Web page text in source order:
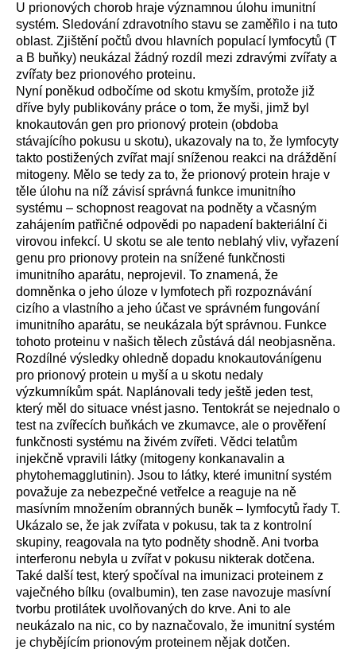
U prionových chorob hraje významnou úlohu imunitní
systém. Sledování zdravotního stavu se zaměřilo i na tuto
oblast. Zjištění počtů dvou hlavních populací lymfocytů (T
a B buňky) neukázal žádný rozdíl mezi zdravými zvířaty a
zvířaty bez prionového proteinu.
Nyní poněkud odbočíme od skotu kmyším, protože již
dříve byly publikovány práce o tom, že myši, jimž byl
knokautován gen pro prionový protein (obdoba
stávajícího pokusu u skotu), ukazovaly na to, že lymfocyty
takto postižených zvířat mají sníženou reakci na dráždění
mitogeny. Mělo se tedy za to, že prionový protein hraje v
těle úlohu na níž závisí správná funkce imunitního
systému – schopnost reagovat na podněty a včasným
zahájením patřičné odpovědi po napadení bakteriální či
virovou infekcí. U skotu se ale tento neblahý vliv, vyřazení
genu pro prionovy protein na snížené funkčnosti
imunitního aparátu, neprojevil. To znamená, že
domněnka o jeho úloze v lymfotech při rozpoznávání
cizího a vlastního a jeho účast ve správném fungování
imunitního aparátu, se neukázala být správnou. Funkce
tohoto proteinu v našich tělech zůstává dál neobjasněna.
Rozdílné výsledky ohledně dopadu knokautovánígenu
pro prionový protein u myší a u skotu nedaly
výzkumníkům spát. Naplánovali tedy ještě jeden test,
který měl do situace vnést jasno. Tentokrát se nejednalo o
test na zvířecích buňkách ve zkumavce, ale o prověření
funkčnosti systému na živém zvířeti. Vědci telatům
injekčně vpravili látky (mitogeny konkanavalin a
phytohemagglutinin). Jsou to látky, které imunitní systém
považuje za nebezpečné vetřelce a reaguje na ně
masívním množením obranných buněk – lymfocytů řady T.
Ukázalo se, že jak zvířata v pokusu, tak ta z kontrolní
skupiny, reagovala na tyto podněty shodně. Ani tvorba
interferonu nebyla u zvířat v pokusu nikterak dotčena.
Také další test, který spočíval na imunizaci proteinem z
vaječného bílku (ovalbumin), ten zase navozuje masívní
tvorbu protilátek uvolňovaných do krve. Ani to ale
neukázalo na nic, co by naznačovalo, že imunitní systém
je chybějícím prionovým proteinem nějak dotčen.